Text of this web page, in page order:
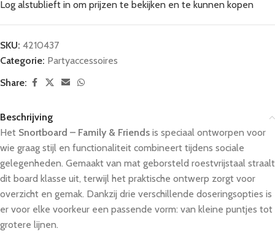
Log alstublieft in om prijzen te bekijken en te kunnen kopen
SKU: 4210437
Categorie: Partyaccessoires
Share:
Beschrijving
Het Snortboard – Family & Friends is speciaal ontworpen voor
wie graag stijl en functionaliteit combineert tijdens sociale
gelegenheden. Gemaakt van mat geborsteld roestvrijstaal straalt
dit board klasse uit, terwijl het praktische ontwerp zorgt voor
overzicht en gemak. Dankzij drie verschillende doseringsopties is
er voor elke voorkeur een passende vorm: van kleine puntjes tot
grotere lijnen.